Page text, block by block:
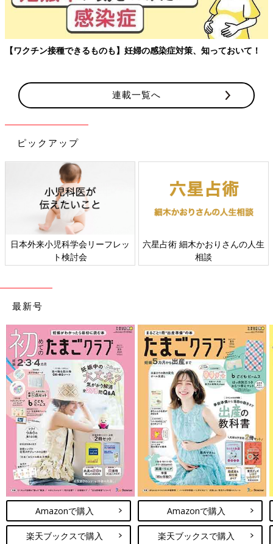
連載一覧へ
ピックアップ
すべての赤ちゃんや家族にとっ
て、よりよい社会・環境となる
赤ちゃんの肌トラブル、アレ
ギーについて
最新号
Amazonで購入
楽天ブックスで購入
Amazonで購入
楽天ブックスで購入